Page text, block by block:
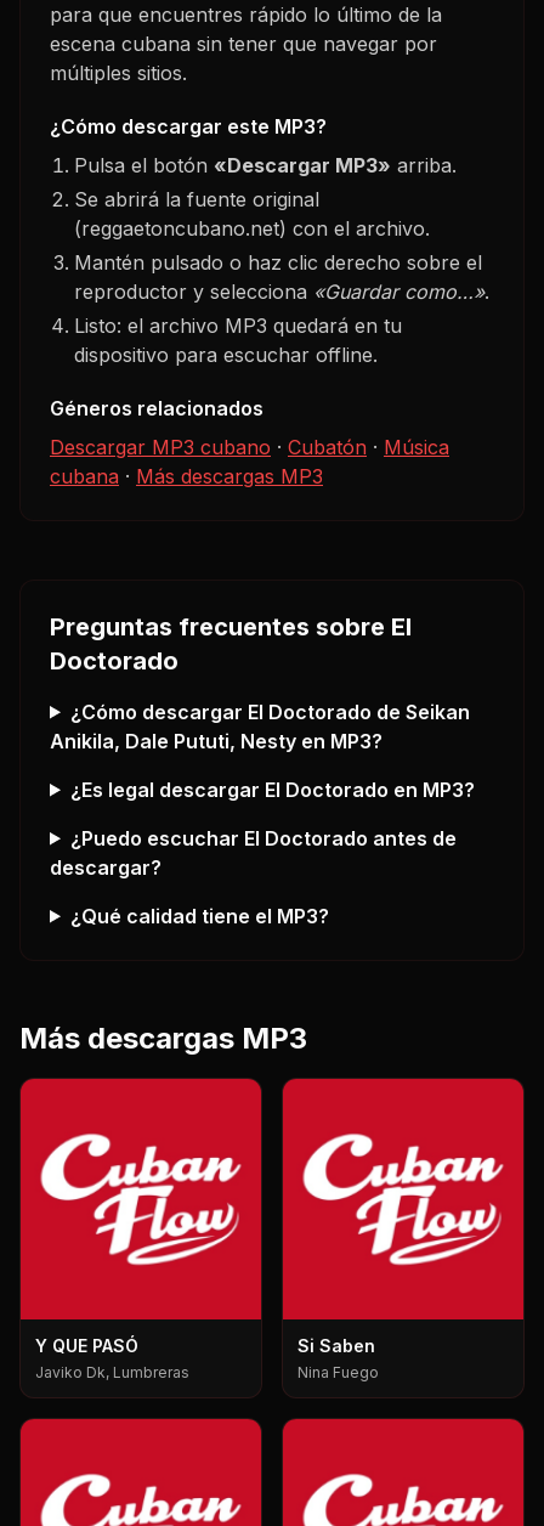
para que encuentres rápido lo último de la
escena cubana sin tener que navegar por
múltiples sitios.
¿Cómo descargar este MP3?
Pulsa el botón «Descargar MP3» arriba.
Se abrirá la fuente original
(reggaetoncubano.net) con el archivo.
Mantén pulsado o haz clic derecho sobre el
reproductor y selecciona «Guardar como…».
Listo: el archivo MP3 quedará en tu
dispositivo para escuchar offline.
Géneros relacionados
Descargar MP3 cubano · Cubatón · Música
cubana · Más descargas MP3
Preguntas frecuentes sobre El
Doctorado
¿Cómo descargar El Doctorado de Seikan
Anikila, Dale Pututi, Nesty en MP3?
¿Es legal descargar El Doctorado en MP3?
¿Puedo escuchar El Doctorado antes de
descargar?
¿Qué calidad tiene el MP3?
Más descargas MP3
Y QUE PASÓ
Javiko Dk, Lumbreras
Si Saben
Nina Fuego